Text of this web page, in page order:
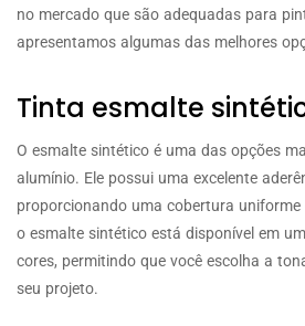
no mercado que são adequadas para
apresentamos algumas das melhores
Tinta esmalte
O esmalte sintético é uma das opções
alumínio. Ele possui uma excelente
proporcionando uma cobertura uniforme
o esmalte sintético está disponível em
cores, permitindo que você escolha a
seu projeto.